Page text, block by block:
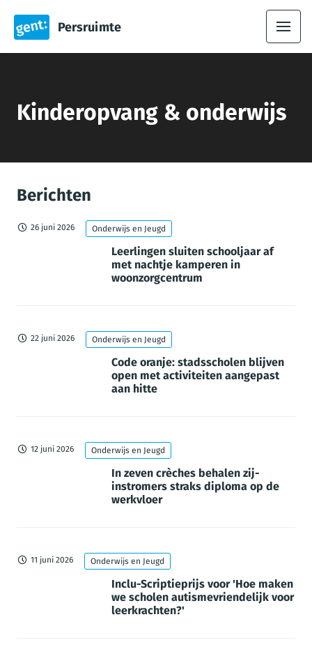
Persruimte
Kinderopvang & onderwijs
Berichten
26 juni 2026 Onderwijs en Jeugd
Leerlingen sluiten schooljaar af
met nachtje kamperen in
woonzorgcentrum
22 juni 2026 Onderwijs en Jeugd
Code oranje: stadsscholen blijven
open met activiteiten aangepast
aan hitte
12 juni 2026 Onderwijs en Jeugd
In zeven crèches behalen zij-
instromers straks diploma op de
werkvloer
11 juni 2026 Onderwijs en Jeugd
Inclu-Scriptieprijs voor 'Hoe maken
we scholen autismevriendelijk voor
leerkrachten?'